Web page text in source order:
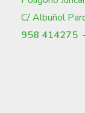
C/ Albuñol
958 414275